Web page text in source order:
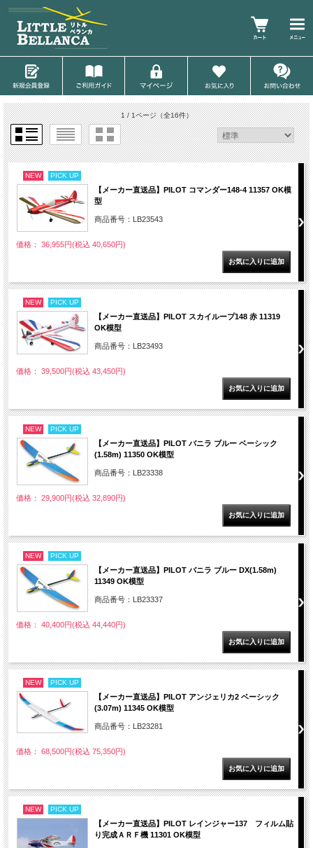
1 / 1ページ（全16件）
NEW PICK UP
【メーカー直送品】PILOT コマンダー148-4 11357 OK模
型
商品番号：LB23543
価格： 36,955円(税込 40,650円)
NEW PICK UP
【メーカー直送品】PILOT スカイループ148 赤 11319
OK模型
商品番号：LB23493
価格： 39,500円(税込 43,450円)
NEW PICK UP
【メーカー直送品】PILOT バニラ ブルー ベーシック
(1.58m) 11350 OK模型
商品番号：LB23338
価格： 29,900円(税込 32,890円)
NEW PICK UP
【メーカー直送品】PILOT バニラ ブルー DX(1.58m)
11349 OK模型
商品番号：LB23337
価格： 40,400円(税込 44,440円)
NEW PICK UP
【メーカー直送品】PILOT アンジェリカ2 ベーシック
(3.07m) 11345 OK模型
商品番号：LB23281
価格： 68,500円(税込 75,350円)
NEW PICK UP
【メーカー直送品】PILOT レインジャー137 フィルム貼
り完成ＡＲＦ機 11301 OK模型